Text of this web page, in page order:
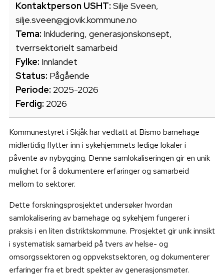
Kontaktperson USHT: Silje Sveen,
silje.sveen@gjovik.kommune.no
Tema: Inkludering, generasjonskonsept,
tverrsektorielt samarbeid
Fylke: Innlandet
Status: Pågående
Periode: 2025-2026
Ferdig: 2026
Kommunestyret i Skjåk har vedtatt at Bismo barnehage
midlertidig flytter inn i sykehjemmets ledige lokaler i
påvente av nybygging. Denne samlokaliseringen gir en unik
mulighet for å dokumentere erfaringer og samarbeid
mellom to sektorer.
Dette forskningsprosjektet undersøker hvordan
samlokalisering av barnehage og sykehjem fungerer i
praksis i en liten distriktskommune. Prosjektet gir unik innsikt
i systematisk samarbeid på tvers av helse- og
omsorgssektoren og oppvekstsektoren, og dokumenterer
erfaringer fra et bredt spekter av generasjonsmøter.